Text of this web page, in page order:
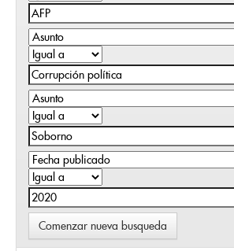
Comenzar nueva busqueda